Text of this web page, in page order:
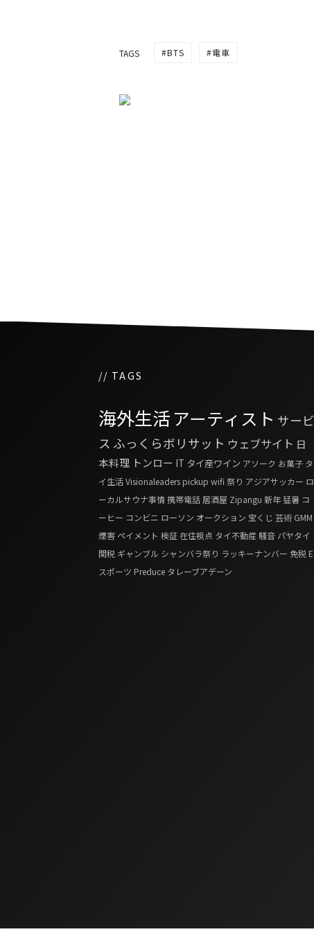
TAGS BTS 電車
// TAGS
海外生活アーティスト サービ
ス ふっくらボリサット ウェブサイト 日
本料理 トンロー IT タイ産ワイン アソーク お菓子 タ
イ生活Visionaleaderspickup wifi祭り アジアサッカー ロ
ーカルサウナ事情携帯電話 居酒屋 Zipangu 新年 猛暑 コ
ーヒー コンビニ ローソン オークション 宝くじ 芸術 GMM
煙害 ペイメント 検証 在住視点 タイ不動産 騒音 パヤタイ
関税 ギャンブル シャンバラ祭り ラッキーナンバー 免税 E
スポーツ Preduce タレーブアデーン